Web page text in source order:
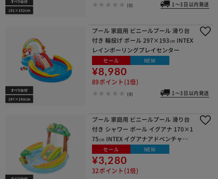
(0) 1～3日以内発送
プール 家庭用 ビニールプール 滑り台
付き 輪投げ ボール 297×193㎝ INTEX
レインボーリングプレイセンター
セール NEW
¥8,980
89ポイント(1倍)
(0) 1～3日以内発送
プール 家庭用 ビニールプール 滑り台
付き シャワー ボール イグアナ 170×1
75㎝ INTEX イグアナアドベンチャー
プレイセンター
セール NEW
¥3,280
32ポイント(1倍)